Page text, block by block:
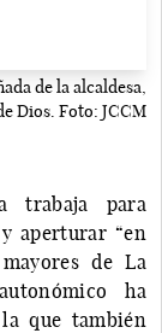
de la alcaldesa,
Dios. Foto: JCCM
trabaja para
aperturar “en
de La
ha
que también